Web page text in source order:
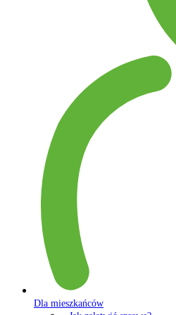
Dla mieszkańców